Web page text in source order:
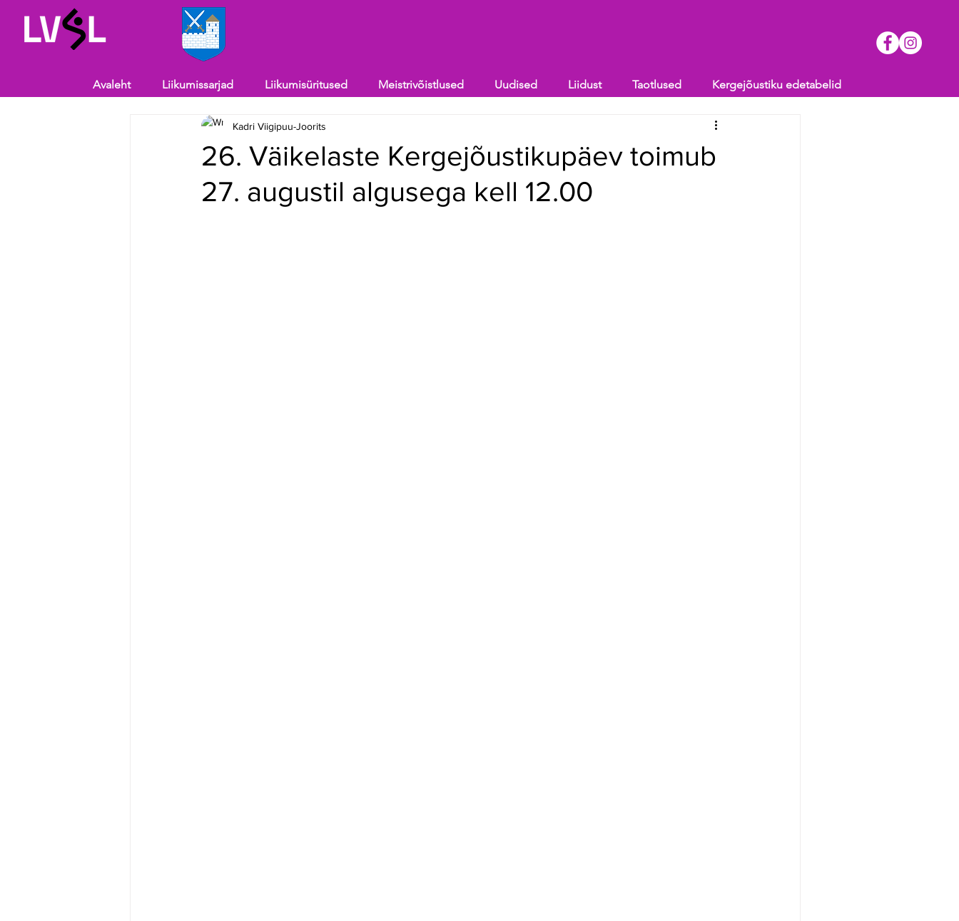
Avaleht Liikumissarjad Liikumisüritused Meistrivõistlused Uudised Liidust Taotlused Kergejõustiku edetabelid
26. Väikelaste Kergejõustikupäev toimub
27. augustil algusega kell 12.00
Kadri Viigipuu-Joorits